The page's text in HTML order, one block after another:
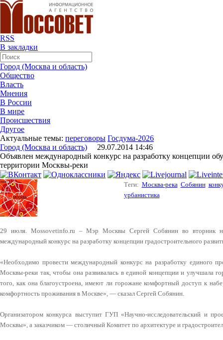
RSS
В закладки
Город (Москва и область)
Общество
Власть
Мнения
В России
В мире
Происшествия
Другое
Актуальные темы: переговоры Госдума-2026
Город (Москва и область) 29.07.2014 14:46
Объявлен международный конкурс на разработку концепции
территории Москвы-реки
Теги: Москва-река Собянин
урбанистика
29 июля. Mossovetinfo.ru – Мэр Москвы Сергей Собянин во вторник на
международный конкурс на разработку концепции градостроительного
«Необходимо провести международный конкурс на разработку единого
Москвы-реки так, чтобы она развивалась в единой концепции и
того, как она благоустроена, имеют ли горожане комфортный доступ к
комфортность проживания в Москве», — сказал Сергей Собянин.
Организатором конкурса выступит ГУП «Научно-исследовательский и
Москвы», а заказчиком — столичный Комитет по архитектуре и